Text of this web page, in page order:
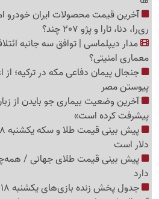
ری‌را، دنا، تارا و پژو 207 چند؟
مدار دیپلماسی | توافق سه جانبه
معماری امنیتی؟
جنجال پیمان دفاعی مکه در ترکیه؛ از
پیوستن مصر
آخرین وضعیت بیماری جو بایدن از
پیشرفت کرده است»
دلار است
پیش بینی قیمت طلای جهانی /
دارد